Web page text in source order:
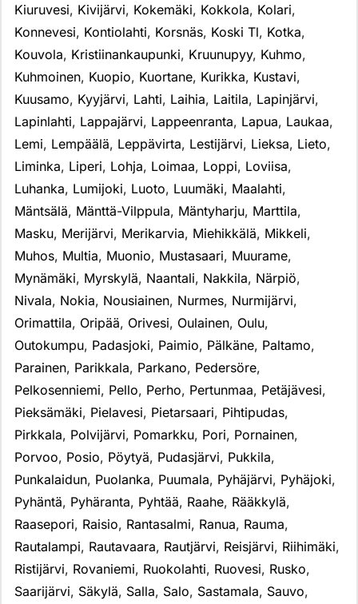
Kiuruvesi, Kivijärvi, Kokemäki, Kokkola, Kolari,
Konnevesi, Kontiolahti, Korsnäs, Koski Tl, Kotka,
Kouvola, Kristiinankaupunki, Kruunupyy, Kuhmo,
Kuhmoinen, Kuopio, Kuortane, Kurikka, Kustavi,
Kuusamo, Kyyjärvi, Lahti, Laihia, Laitila, Lapinjärvi,
Lapinlahti, Lappajärvi, Lappeenranta, Lapua, Laukaa,
Lemi, Lempäälä, Leppävirta, Lestijärvi, Lieksa, Lieto,
Liminka, Liperi, Lohja, Loimaa, Loppi, Loviisa,
Luhanka, Lumijoki, Luoto, Luumäki, Maalahti,
Mäntsälä, Mänttä-Vilppula, Mäntyharju, Marttila,
Masku, Merijärvi, Merikarvia, Miehikkälä, Mikkeli,
Muhos, Multia, Muonio, Mustasaari, Muurame,
Mynämäki, Myrskylä, Naantali, Nakkila, Närpiö,
Nivala, Nokia, Nousiainen, Nurmes, Nurmijärvi,
Orimattila, Oripää, Orivesi, Oulainen, Oulu,
Outokumpu, Padasjoki, Paimio, Pälkäne, Paltamo,
Parainen, Parikkala, Parkano, Pedersöre,
Pelkosenniemi, Pello, Perho, Pertunmaa, Petäjävesi,
Pieksämäki, Pielavesi, Pietarsaari, Pihtipudas,
Pirkkala, Polvijärvi, Pomarkku, Pori, Pornainen,
Porvoo, Posio, Pöytyä, Pudasjärvi, Pukkila,
Punkalaidun, Puolanka, Puumala, Pyhäjärvi, Pyhäjoki,
Pyhäntä, Pyhäranta, Pyhtää, Raahe, Rääkkylä,
Raasepori, Raisio, Rantasalmi, Ranua, Rauma,
Rautalampi, Rautavaara, Rautjärvi, Reisjärvi, Riihimäki,
Ristijärvi, Rovaniemi, Ruokolahti, Ruovesi, Rusko,
Saarijärvi, Säkylä, Salla, Salo, Sastamala, Sauvo,